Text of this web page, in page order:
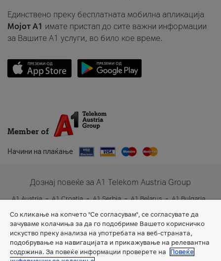
Единствено преку бесплатната мобилна апликација
Мојот A1 имате пристап до сите важни информации
за Вашите A1 услуги, во било кое време.
Member of
Начини на плаќање
Дознај повеќе за A1 Telekom Austria Group
A1 Austria A1 Croatia A1 Serbia A1 Belarus
A1 Bulgaria
Со кликање на копчето "Се согласувам", се согласувате да
зачуваме колачиња за да го подобриме Вашето корисничко
искуство преку анализа на употребата на веб-страната,
подобрување на навигацијата и прикажување на релевантна
содржина. За повеќе информации проверете на
Повеќе